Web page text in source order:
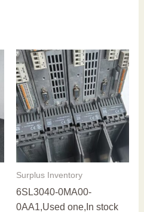
Surplus Inventory
6SL3040-0MA00-
0AA1,Used one,In stock